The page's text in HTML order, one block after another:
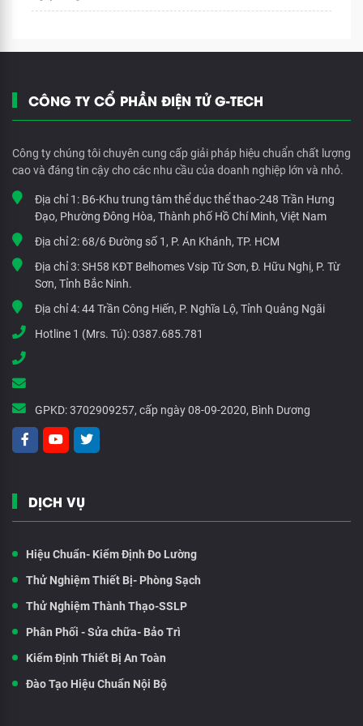
CÔNG TY CỔ PHẦN ĐIỆN TỬ G-TECH
Công ty chúng tôi chuyên cung cấp giải pháp hiệu chuẩn chất lượng
cao và đáng tin cậy cho các nhu cầu của doanh nghiệp lớn và nhỏ.
Địa chỉ 1: B6-Khu trung tâm thể dục thể thao-248 Trần Hưng
Đạo, Phường Đông Hòa, Thành phố Hồ Chí Minh, Việt Nam
Địa chỉ 2: 68/6 Đường số 1, P. An Khánh, TP. HCM
Địa chỉ 3:SH58 KĐT Belhomes Vsip Từ Sơn, Đ. Hữu Nghị, P. Từ
Sơn, Tỉnh Bắc Ninh.
Địa chỉ 4:44 Trần Công Hiến, P. Nghĩa Lộ, Tỉnh Quảng Ngãi
Hotline 1 (Mrs. Tú):0387.685.781
GPKD:3702909257, cấp ngày 08-09-2020, Bình Dương
DỊCH VỤ
Hiệu Chuẩn- Kiểm Định Đo Lường
Thử Nghiệm Thiết Bị- Phòng Sạch
Thử Nghiệm Thành Thạo-SSLP
Phân Phối - Sửa chữa- Bảo Trì
Kiểm Định Thiết Bị An Toàn
Đào Tạo Hiệu Chuẩn Nội Bộ